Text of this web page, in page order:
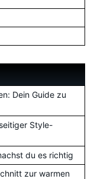
Dein Guide zu
Style-
du es richtig
zur warmen